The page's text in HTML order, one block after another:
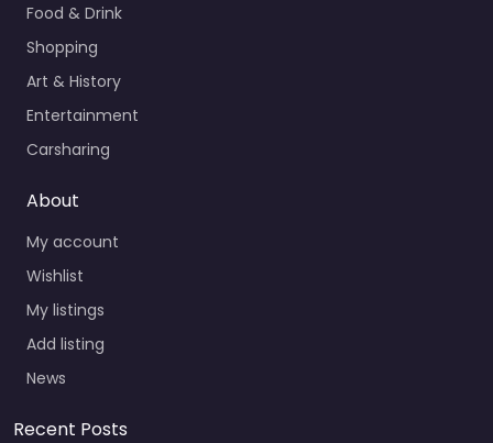
Food & Drink
Shopping
Art & History
Entertainment
Carsharing
About
My account
Wishlist
My listings
Add listing
News
Recent Posts